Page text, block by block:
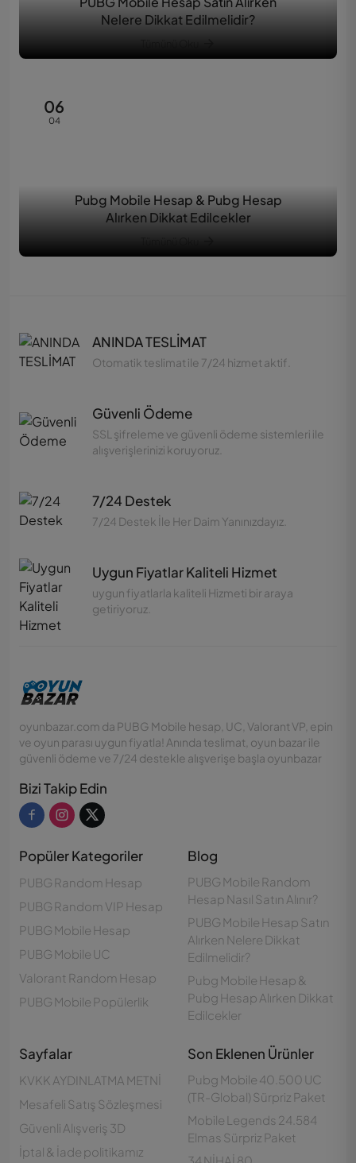
Nelere Dikkat Edilmelidir?
06
04
Pubg Mobile Hesap & Pubg Hesap
Alırken Dikkat Edilcekler
ANINDA TESLİMAT
Otomatik teslimat ile 7/24 hizmet aktif.
Güvenli Ödeme
SSL şifreleme ve güvenli ödeme sistemleri ile
alışverişlerinizi koruyoruz.
7/24 Destek
7/24 Destek İle Her Daim Yanınızdayız.
Uygun Fiyatlar Kaliteli Hizmet
uygun fiyatlarla kaliteli Hizmeti bir araya
getiriyoruz.
oyunbazar.com da PUBG Mobile hesap, UC, Valorant VP, epin
ve oyun parası uygun fiyatla! Anında teslimat, oyun bazar ile
güvenli ödeme ve 7/24 destekle alışverişe başla oyunbazar
Bizi Takip Edin
Popüler Kategoriler
PUBG Random Hesap
PUBG Random VIP Hesap
PUBG Mobile Hesap
PUBG Mobile UC
Valorant Random Hesap
PUBG Mobile Popülerlik
Blog
PUBG Mobile Random
Hesap Nasıl Satın Alınır?
PUBG Mobile Hesap Satın
Alırken Nelere Dikkat
Edilmelidir?
Pubg Mobile Hesap &
Pubg Hesap Alırken Dikkat
Edilcekler
Sayfalar
KVKK AYDINLATMA METNİ
Mesafeli Satış Sözleşmesi
Güvenli Alışveriş 3D
İptal & İade politikamız
Son Eklenen Ürünler
Pubg Mobile 40.500 UC
(TR-Global) Sürpriz Paket
Mobile Legends 24.584
Elmas Sürpriz Paket